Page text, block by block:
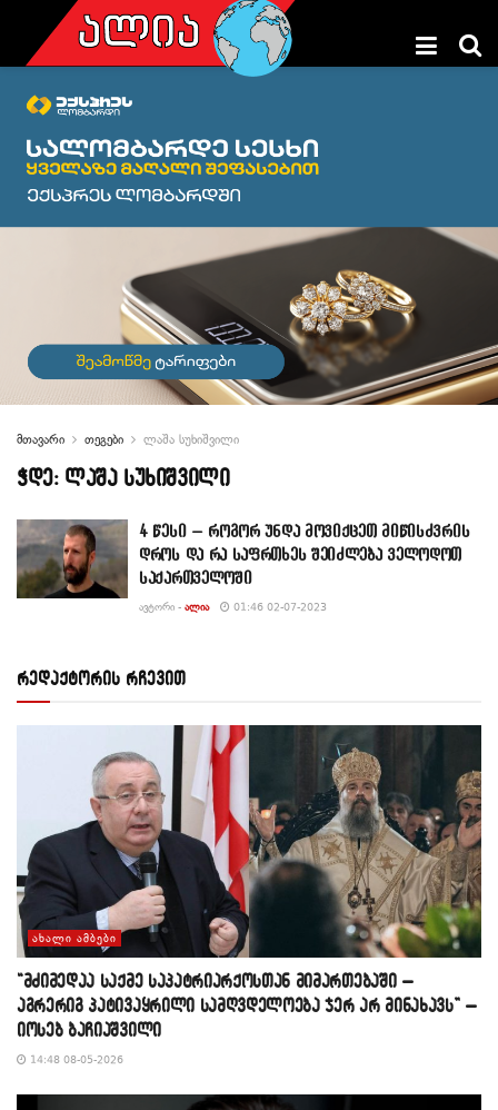
მთავარი თეგები ლაშა სუხიშვილი
ჭდე: ლაშა სუხიშვილი
4 წესი – როგორ უნდა მოვიქცეთ მიწისძვრის
დროს და რა საფრთხეს შეიძლება ველოდოთ
საქართველოში
ᲐᲕᲢᲝᲠᲘ - ᲐᲚᲘᲐ 01:46 02-07-2023
რედაქტორის რჩევით
ᲐᲮᲐᲚᲘ ᲐᲛᲑᲔᲑᲘ
“მძიმედაა საქმე საპატრიარქოსთან მიმართებაში –
აგრერიგ პატივაყრილი სამღვდელოება ჯერ არ მინახავს” –
იოსებ ბაჩიაშვილი
14:48 08-05-2026